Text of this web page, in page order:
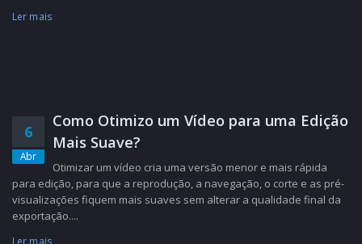
Ler mais
6
Abr
Como Otimizo um Vídeo para uma Edição
Mais Suave?
Otimizar um vídeo cria uma versão menor e mais rápida
para edição, para que a reprodução, a navegação, o corte e as pré-
visualizações fiquem mais suaves sem alterar a qualidade final da
exportação....
Ler mais